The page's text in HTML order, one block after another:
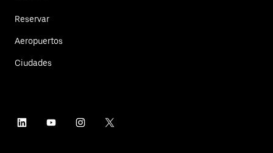
Reservar
Aeropuertos
Ciudades